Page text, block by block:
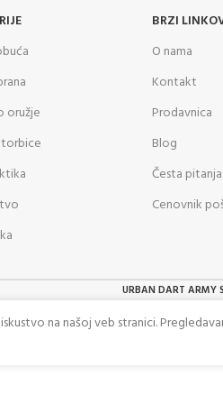
oružje
torbice
BRZI
O nama
Kontakt
Prodavnica
Blog
Česta pitanja
Cenovnik
URBAN DART ARMY
na našoj veb stranici.